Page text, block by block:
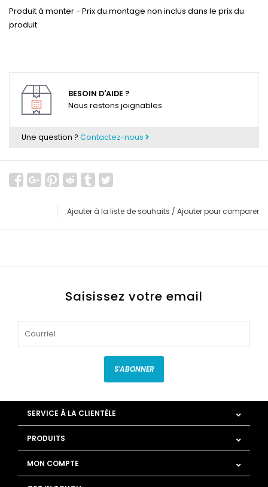
Produit à monter - Prix du montage non inclus dans le prix du
produit.
BESOIN D'AIDE ?
Nous restons joignables
Une question ? Contactez-nous
Ajouter à la liste de souhaits / Ajouter pour comparer
Saisissez votre email
S'ABONNER
SERVICE À LA CLIENTÈLE
PRODUITS
MON COMPTE